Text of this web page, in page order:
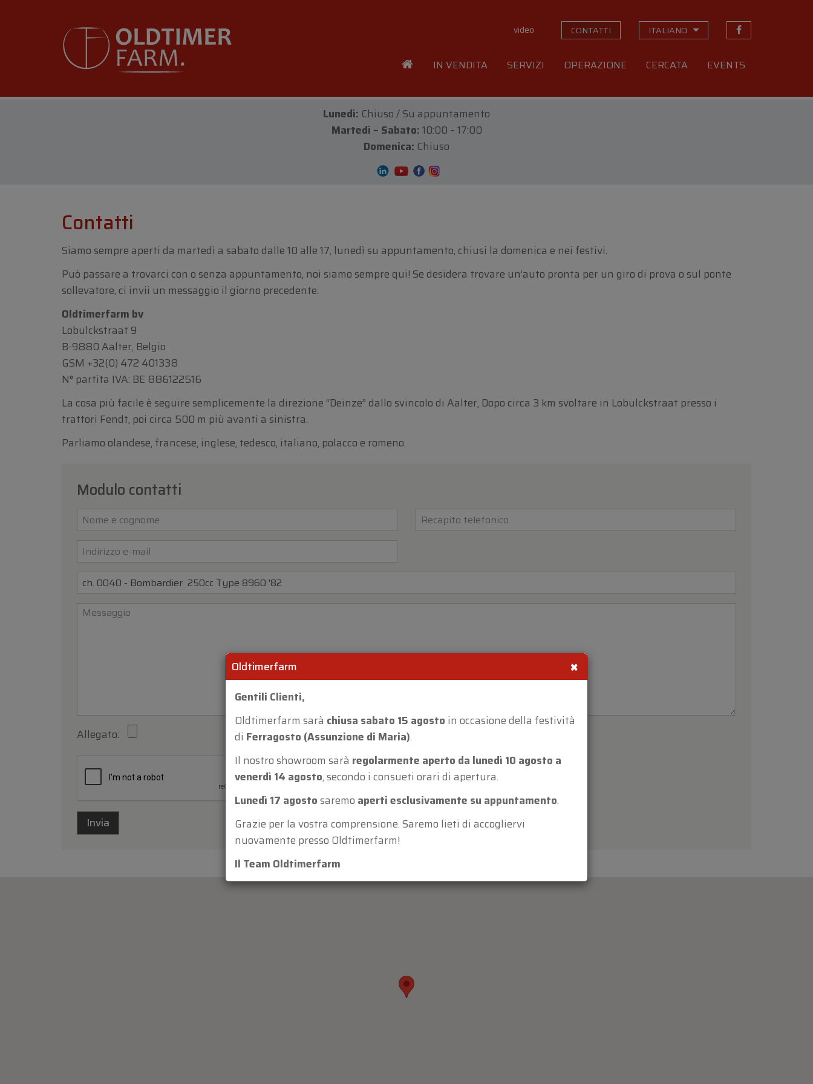
video CONTATTI ITALIANO
IN VENDITA SERVIZI OPERAZIONE CERCATA EVENTS
Lunedì: Chiuso / Su appuntamento
Martedì – Sabato:10:00 – 17:00
Domenica: Chiuso
Contatti
Siamo sempre aperti da martedì a sabato dalle 10 alle 17, lunedì su appuntamento, chiusi la domenica e nei festivi.
Può passare a trovarci con o senza appuntamento, noi siamo sempre qui! Se desidera trovare un’auto pronta per un giro di prova o sul ponte
sollevatore, ci invii un messaggio il giorno precedente.
Oldtimerfarm bv
Lobulckstraat 9
B-9880 Aalter, Belgio
GSM +32(0) 472 401338
N° partita IVA: BE 886122516
La cosa più facile è seguire semplicemente la direzione “Deinze” dallo svincolo di Aalter, Dopo circa 3 km svoltare in Lobulckstraat presso i
trattori Fendt, poi circa 500 m più avanti a sinistra.
Parliamo olandese, francese, inglese, tedesco, italiano, polacco e romeno.
Modulo contatti
Allegato:
×
Oldtimerfarm
Gentili Clienti,
Oldtimerfarm sarà chiusa sabato 15 agosto in occasione della festività
di Ferragosto (Assunzione di Maria).
Il nostro showroom sarà regolarmente aperto da lunedì 10 agosto a
venerdì 14 agosto, secondo i consueti orari di apertura.
Lunedì 17 agostosaremo aperti esclusivamente su appuntamento.
Grazie per la vostra comprensione. Saremo lieti di accogliervi
nuovamente presso Oldtimerfarm!
Il Team Oldtimerfarm